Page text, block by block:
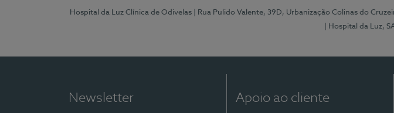
Hospital da Luz Clínica de Odivelas | Rua Pulido Valente, 39D, Urbanização Colinas do
| Hospital da Luz,
Newsletter Apoio ao cliente